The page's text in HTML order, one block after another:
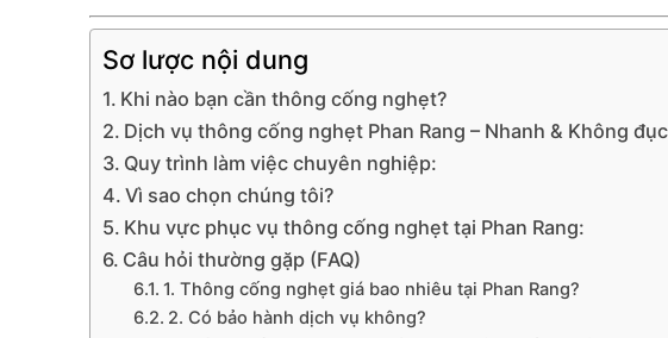
Sơ lược nội dung
Khi nào bạn cần thông cống nghẹt?
Dịch vụ thông cống nghẹt Phan Rang – Nhanh & Không
Quy trình làm việc chuyên nghiệp:
Vì sao chọn chúng tôi?
Khu vực phục vụ thông cống nghẹt tại Phan Rang:
Câu hỏi thường gặp (FAQ)
1. Thông cống nghẹt giá bao nhiêu tại Phan Rang?
2. Có bảo hành dịch vụ không?